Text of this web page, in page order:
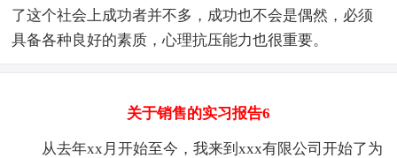
了这个社会上成功者并不多，成功也不会是偶然，必须
具备各种良好的素质，心理抗压能力也很重要。
关于销售的实习报告6
从去年xx月开始至今，我来到xxx有限公司开始了为